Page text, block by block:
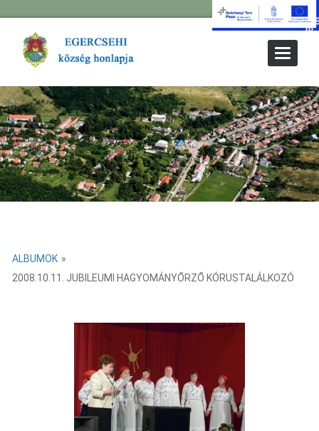
Toggle
ALBUMOK »
2008.10.11. JUBILEUMI HAGYOMÁNYŐRZŐ KÓRUSTALÁLKOZÓ